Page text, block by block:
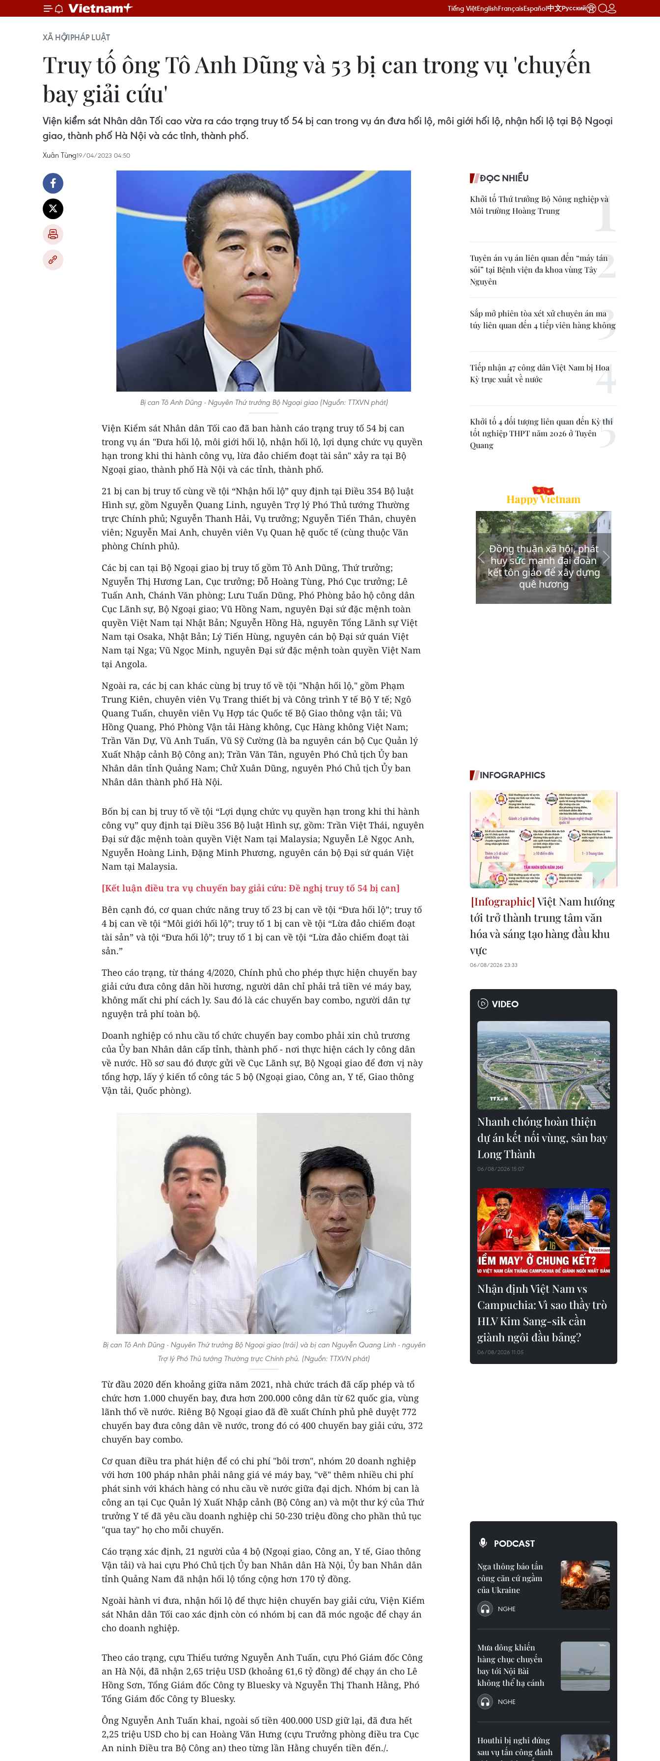
Tiếng ViệtEnglishFrançaisEspañol中文Русский
XÃ HỘIPHÁP LUẬT
Truy tố ông Tô Anh Dũng và 53 bị can trong vụ 'chuyến
bay giải cứu'
Viện kiểm sát Nhân dân Tối cao vừa ra cáo trạng truy tố 54 bị can trong vụ án đưa hối lộ, môi giới hối lộ, nhận hối lộ tại Bộ Ngoại
giao, thành phố Hà Nội và các tỉnh, thành phố.
Xuân Tùng19/04/2023 04:50
Bị can Tô Anh Dũng - Nguyên Thứ trưởng Bộ Ngoại giao (Nguồn: TTXVN phát)
Viện Kiểm sát Nhân dân Tối cao đã ban hành cáo trạng truy tố 54 bị can
trong vụ án "Đưa hối lộ, môi giới hối lộ, nhận hối lộ, lợi dụng chức vụ quyền
hạn trong khi thi hành công vụ, lừa đảo chiếm đoạt tài sản" xảy ra tại Bộ
Ngoại giao, thành phố Hà Nội và các tỉnh, thành phố.
21 bị can bị truy tố cùng về tội “Nhận hối lộ” quy định tại Điều 354 Bộ luật
Hình sự, gồm Nguyễn Quang Linh, nguyên Trợ lý Phó Thủ tướng Thường
trực Chính phủ; Nguyễn Thanh Hải, Vụ trưởng; Nguyễn Tiến Thân, chuyên
viên; Nguyễn Mai Anh, chuyên viên Vụ Quan hệ quốc tế (cùng thuộc Văn
phòng Chính phủ).
Các bị can tại Bộ Ngoại giao bị truy tố gồm Tô Anh Dũng, Thứ trưởng;
Nguyễn Thị Hương Lan, Cục trưởng; Đỗ Hoàng Tùng, Phó Cục trưởng; Lê
Tuấn Anh, Chánh Văn phòng; Lưu Tuấn Dũng, Phó Phòng bảo hộ công dân
Cục Lãnh sự, Bộ Ngoại giao; Vũ Hồng Nam, nguyên Đại sứ đặc mệnh toàn
quyền Việt Nam tại Nhật Bản; Nguyễn Hồng Hà, nguyên Tổng Lãnh sự Việt
Nam tại Osaka, Nhật Bản; Lý Tiến Hùng, nguyên cán bộ Đại sứ quán Việt
Nam tại Nga; Vũ Ngọc Minh, nguyên Đại sứ đặc mệnh toàn quyền Việt Nam
tại Angola.
Ngoài ra, các bị can khác cùng bị truy tố về tội "Nhận hối lộ," gồm Phạm
Trung Kiên, chuyên viên Vụ Trang thiết bị và Công trình Y tế Bộ Y tế; Ngô
Quang Tuấn, chuyên viên Vụ Hợp tác Quốc tế Bộ Giao thông vận tải; Vũ
Hồng Quang, Phó Phòng Vận tải Hàng không, Cục Hàng không Việt Nam;
Trần Văn Dự, Vũ Anh Tuấn, Vũ Sỹ Cường (là ba nguyên cán bộ Cục Quản lý
Xuất Nhập cảnh Bộ Công an); Trần Văn Tân, nguyên Phó Chủ tịch Ủy ban
Nhân dân tỉnh Quảng Nam; Chử Xuân Dũng, nguyên Phó Chủ tịch Ủy ban
Nhân dân thành phố Hà Nội.
Bốn bị can bị truy tố về tội “Lợi dụng chức vụ quyền hạn trong khi thi hành
công vụ” quy định tại Điều 356 Bộ luật Hình sự, gồm: Trần Việt Thái, nguyên
Đại sứ đặc mệnh toàn quyền Việt Nam tại Malaysia; Nguyễn Lê Ngọc Anh,
Nguyễn Hoàng Linh, Đặng Minh Phương, nguyên cán bộ Đại sứ quán Việt
Nam tại Malaysia.
[Kết luận điều tra vụ chuyến bay giải cứu: Đề nghị truy tố 54 bị can]
Bên cạnh đó, cơ quan chức năng truy tố 23 bị can về tội “Đưa hối lộ”; truy tố
4 bị can về tội “Môi giới hối lộ”; truy tố 1 bị can về tội “Lừa đảo chiếm đoạt
tài sản” và tội “Đưa hối lộ”; truy tố 1 bị can về tội “Lừa đảo chiếm đoạt tài
sản.”
Theo cáo trạng, từ tháng 4/2020, Chính phủ cho phép thực hiện chuyến bay
giải cứu đưa công dân hồi hương, người dân chỉ phải trả tiền vé máy bay,
không mất chi phí cách ly. Sau đó là các chuyến bay combo, người dân tự
nguyện trả phí toàn bộ.
Doanh nghiệp có nhu cầu tổ chức chuyến bay combo phải xin chủ trương
của Ủy ban Nhân dân cấp tỉnh, thành phố - nơi thực hiện cách ly công dân
về nước. Hồ sơ sau đó được gửi về Cục Lãnh sự, Bộ Ngoại giao để đơn vị này
tổng hợp, lấy ý kiến tổ công tác 5 bộ (Ngoại giao, Công an, Y tế, Giao thông
Vận tải, Quốc phòng).
Bị can Tô Anh Dũng - Nguyên Thứ trưởng Bộ Ngoại giao (trái) và bị can Nguyễn Quang Linh - nguyên
Trợ lý Phó Thủ tướng Thường trực Chính phủ. (Nguồn: TTXVN phát)
Từ đầu 2020 đến khoảng giữa năm 2021, nhà chức trách đã cấp phép và tổ
chức hơn 1.000 chuyến bay, đưa hơn 200.000 công dân từ 62 quốc gia, vùng
lãnh thổ về nước. Riêng Bộ Ngoại giao đã đề xuất Chính phủ phê duyệt 772
chuyến bay đưa công dân về nước, trong đó có 400 chuyến bay giải cứu, 372
chuyến bay combo.
Cơ quan điều tra phát hiện để có chi phí "bôi trơn", nhóm 20 doanh nghiệp
với hơn 100 pháp nhân phải nâng giá vé máy bay, "vẽ" thêm nhiều chi phí
phát sinh với khách hàng có nhu cầu về nước giữa đại dịch. Nhóm bị can là
công an tại Cục Quản lý Xuất Nhập cảnh (Bộ Công an) và một thư ký của Thứ
trưởng Y tế đã yêu cầu doanh nghiệp chi 50-230 triệu đồng cho phần thủ tục
"qua tay" họ cho mỗi chuyến.
Cáo trạng xác định, 21 người của 4 bộ (Ngoại giao, Công an, Y tế, Giao thông
Vận tải) và hai cựu Phó Chủ tịch Ủy ban Nhân dân Hà Nội, Ủy ban Nhân dân
tỉnh Quảng Nam đã nhận hối lộ tổng cộng hơn 170 tỷ đồng.
Ngoài hành vi đưa, nhận hối lộ để thực hiện chuyến bay giải cứu, Viện Kiểm
sát Nhân dân Tối cao xác định còn có nhóm bị can đã móc ngoặc để chạy án
cho doanh nghiệp.
Theo cáo trạng, cựu Thiếu tướng Nguyễn Anh Tuấn, cựu Phó Giám đốc Công
an Hà Nội, đã nhận 2,65 triệu USD (khoảng 61,6 tỷ đồng) để chạy án cho Lê
Hồng Sơn, Tổng Giám đốc Công ty Bluesky và Nguyễn Thị Thanh Hằng, Phó
Tổng Giám đốc Công ty Bluesky.
Ông Nguyễn Anh Tuấn khai, ngoài số tiền 400.000 USD giữ lại, đã đưa hết
2,25 triệu USD cho bị can Hoàng Văn Hưng (cựu Trưởng phòng điều tra Cục
An ninh Điều tra Bộ Công an) theo từng lần Hằng chuyển tiền đến./.
ĐỌC NHIỀU
Khởi tố Thứ trưởng Bộ Nông nghiệp và
Môi trường Hoàng Trung
Tuyên án vụ án liên quan đến “máy tán
sỏi” tại Bệnh viện đa khoa vùng Tây
Nguyên
Sắp mở phiên tòa xét xử chuyên án ma
túy liên quan đến 4 tiếp viên hàng không
Tiếp nhận 47 công dân Việt Nam bị Hoa
Kỳ trục xuất về nước
Khởi tố 4 đối tượng liên quan đến Kỳ thi
tốt nghiệp THPT năm 2026 ở Tuyên
Quang
INFOGRAPHICS
Việt Nam hướng
tới trở thành trung tâm văn
hóa và sáng tạo hàng đầu khu
vực
06/08/2026 23:33
VIDEO
Nhanh chóng hoàn thiện
dự án kết nối vùng, sân bay
Long Thành
06/08/2026 15:07
Nhận định Việt Nam vs
Campuchia: Vì sao thầy trò
HLV Kim Sang-sik cần
giành ngôi đầu bảng?
06/08/2026 11:05
PODCAST
Nga thông báo tấn
công căn cứ ngầm
của Ukraine
NGHE
Mưa dông khiến
hàng chục chuyến
bay tới Nội Bài
không thể hạ cánh
NGHE
Houthi bị nghi đứng
sau vụ tấn công đánh